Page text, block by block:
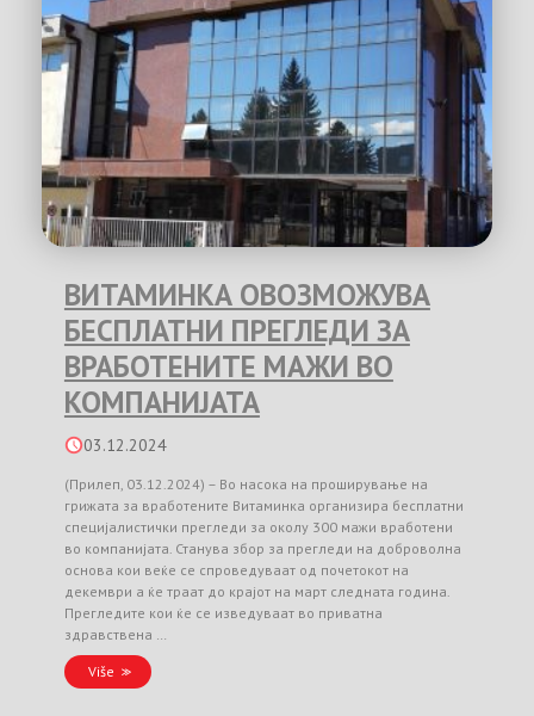
ВИТАМИНКА ОВОЗМОЖУВА
БЕСПЛАТНИ ПРЕГЛЕДИ ЗА
ВРАБОТЕНИТЕ МАЖИ ВО
КОМПАНИЈАТА
03.12.2024
(Прилеп, 03.12.2024) – Во насока на проширување на
грижата за вработените Витаминка организира бесплатни
специјалистички прегледи за околу 300 мажи вработени
во компанијата. Станува збор за прегледи на доброволна
основа кои веќе се спроведуваат од почетокот на
декември а ќе траат до крајот на март следната година.
Прегледите кои ќе се изведуваат во приватна
здравствена …
Više